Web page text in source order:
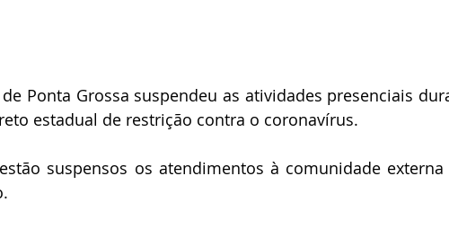
Ponta Grossa suspendeu as atividades presenciais
estadual de restrição contra o coronavírus.
suspensos os atendimentos à comunidade externa